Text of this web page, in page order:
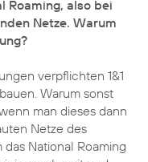
Roaming, also bei
Netze. Warum
verpflichten 1&1
Warum sonst
man dieses dann
Netze des
National Roaming